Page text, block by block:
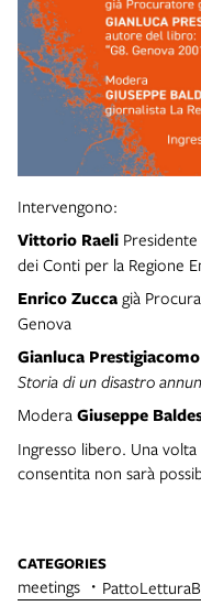
Intervengono:
Vittorio Raeli
dei Conti per la Regione
Enrico Zucca già
Genova
Gianluca Prestigiacomo
Storia di un disastro
Modera Giuseppe
Ingresso libero. Una volta
consentita non sarà
CATEGORIES
meetings